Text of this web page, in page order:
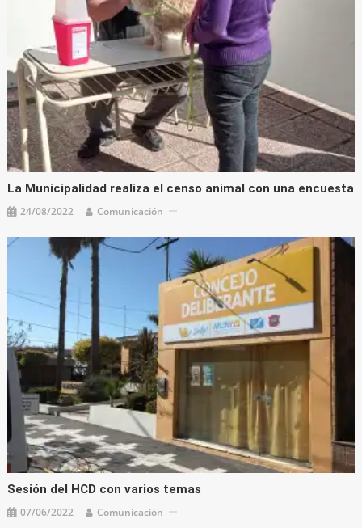
La Municipalidad realiza el censo animal con una encuesta
24/08/2022 Comunicación
Sesión del HCD con varios temas
07/06/2022 Comunicación